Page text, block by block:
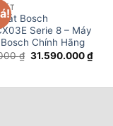
Bosch
Serie 8 – Máy
Chính Hãng
₫ Giá
gốc
31.590.000₫Giá
hiện